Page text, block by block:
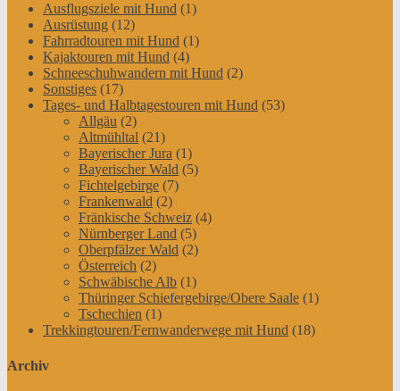
Ausflugsziele mit Hund (1)
Ausrüstung (12)
Fahrradtouren mit Hund (1)
Kajaktouren mit Hund (4)
Schneeschuhwandern mit Hund (2)
Sonstiges (17)
Tages- und Halbtagestouren mit Hund (53)
Allgäu (2)
Altmühltal (21)
Bayerischer Jura (1)
Bayerischer Wald (5)
Fichtelgebirge (7)
Frankenwald (2)
Fränkische Schweiz (4)
Nürnberger Land (5)
Oberpfälzer Wald (2)
Österreich (2)
Schwäbische Alb (1)
Thüringer Schiefergebirge/Obere Saale (1)
Tschechien (1)
Trekkingtouren/Fernwanderwege mit Hund (18)
Archiv